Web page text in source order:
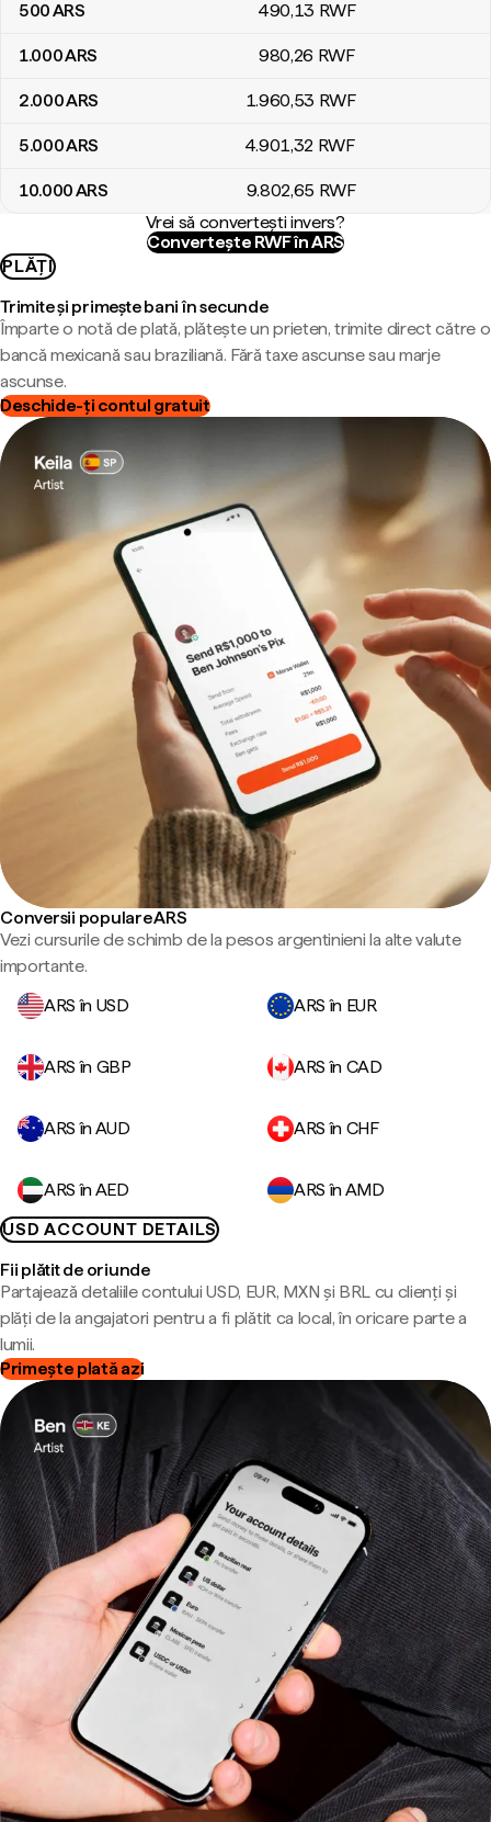
500ARS 490,13 RWF
1.000ARS 980,26 RWF
2.000ARS 1.960,53 RWF
5.000ARS 4.901,32 RWF
10.000ARS 9.802,65 RWF
Vrei să convertești invers?
Convertește RWF în ARS
PLĂȚI
Trimite și primește bani în secunde
Împarte o notă de plată, plătește un prieten, trimite direct către o
bancă mexicană sau braziliană. Fără taxe ascunse sau marje
ascunse.
Deschide-ți contul gratuit
Conversii populare ARS
Vezi cursurile de schimb de la pesos argentinieni la alte valute
importante.
ARS în USD
ARS în EUR
ARS în GBP ARS în CAD
ARS în AUD ARS în CHF
ARS în AED
ARS în AMD
USD ACCOUNT DETAILS
Fii plătit de oriunde
Partajează detaliile contului USD, EUR, MXN și BRL cu clienți și
plăți de la angajatori pentru a fi plătit ca local, în oricare parte a
lumii.
Primește plată azi